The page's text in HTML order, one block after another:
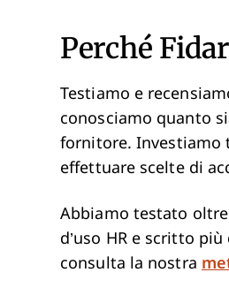
Perché
Testiamo e
conosciamo quanto
fornitore. Investiamo
effettuare scelte di
Abbiamo testato
d’uso HR e scritto
consulta la nostra